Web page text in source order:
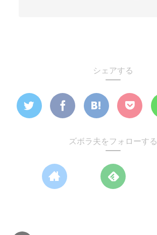
シェアする
ズボラ夫をフォローする